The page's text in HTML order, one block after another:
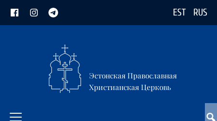
EST RUS
Эстонская Православная
Христианская Церковь